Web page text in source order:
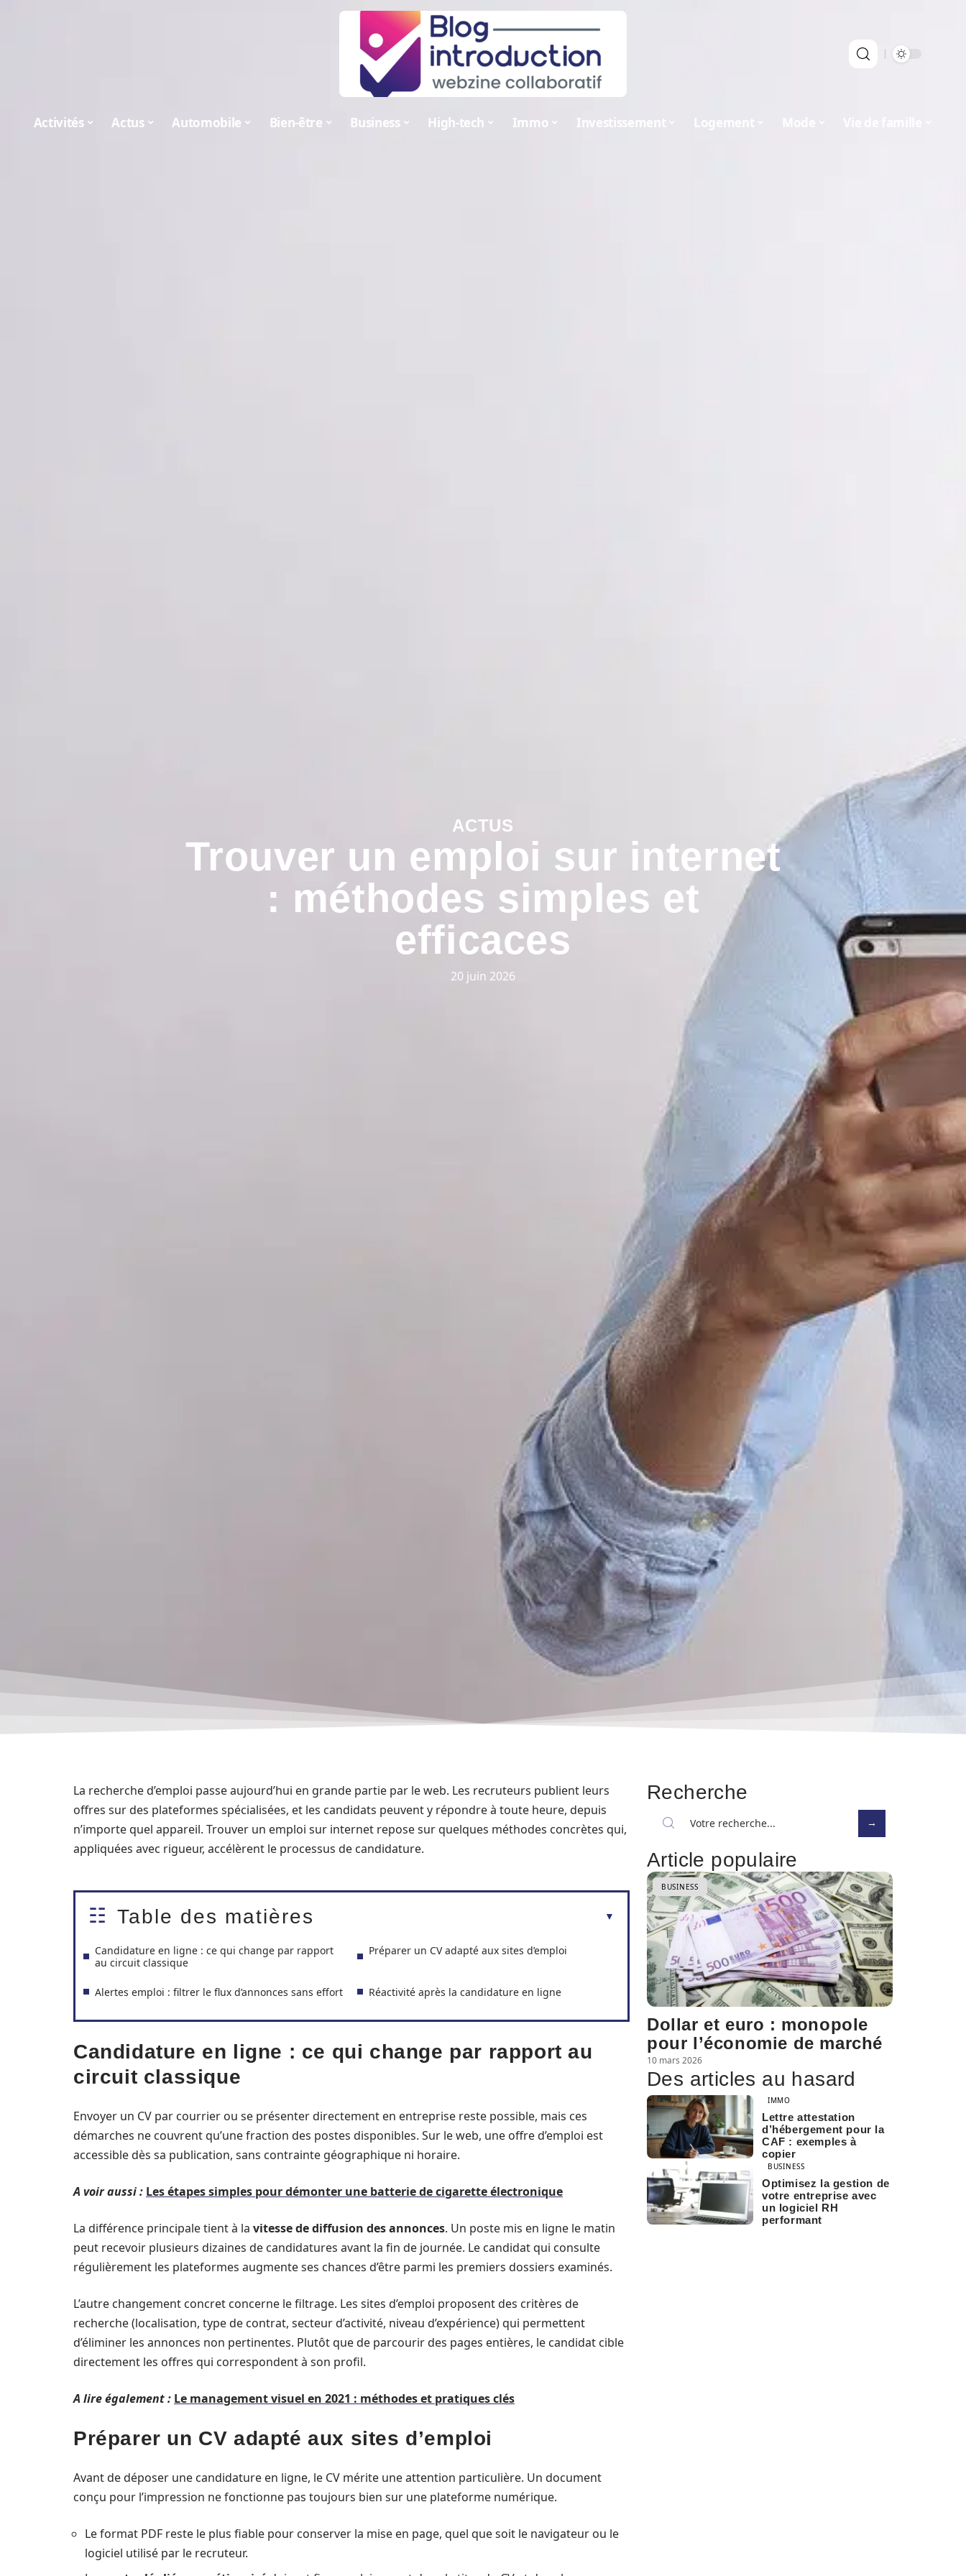
Activités Actus Automobile Bien-être Business High-tech Immo Investissement Logement
ACTUS
Trouver un emploi sur internet
: méthodes simples et
efficaces
20 juin 2026
La recherche d’emploi passe aujourd’hui en grande partie par le web. Les recruteurs publient leurs
offres sur des plateformes spécialisées, et les candidats peuvent y répondre à toute heure, depuis
n’importe quel appareil. Trouver un emploi sur internet repose sur quelques méthodes concrètes qui,
appliquées avec rigueur, accélèrent le processus de candidature.
Table des matières
Candidature en ligne : ce qui change par rapport
au circuit classique
Préparer un CV adapté aux sites d’emploi
Alertes emploi : filtrer le flux d’annonces sans effort Réactivité après la candidature en ligne
Candidature en ligne : ce qui change par rapport au
circuit classique
Envoyer un CV par courrier ou se présenter directement en entreprise reste possible, mais ces
démarches ne couvrent qu’une fraction des postes disponibles. Sur le web, une offre d’emploi est
accessible dès sa publication, sans contrainte géographique ni horaire.
A voir aussi : Les étapes simples pour démonter une batterie de cigarette électronique
La différence principale tient à la vitesse de diffusion des annonces. Un poste mis en ligne le matin
peut recevoir plusieurs dizaines de candidatures avant la fin de journée. Le candidat qui consulte
régulièrement les plateformes augmente ses chances d’être parmi les premiers dossiers examinés.
L’autre changement concret concerne le filtrage. Les sites d’emploi proposent des critères de
recherche (localisation, type de contrat, secteur d’activité, niveau d’expérience) qui permettent
d’éliminer les annonces non pertinentes. Plutôt que de parcourir des pages entières, le candidat cible
directement les offres qui correspondent à son profil.
A lire également : Le management visuel en 2021 : méthodes et pratiques clés
Préparer un CV adapté aux sites d’emploi
Avant de déposer une candidature en ligne, le CV mérite une attention particulière. Un document
conçu pour l’impression ne fonctionne pas toujours bien sur une plateforme numérique.
Le format PDF reste le plus fiable pour conserver la mise en page, quel que soit le navigateur ou le
logiciel utilisé par le recruteur.
Recherche
Article populaire
BUSINESS
Dollar et euro : monopole
pour l’économie de marché
10 mars 2026
Des articles au hasard
IMMO
Lettre attestation
d’hébergement pour la
CAF : exemples à
copier
BUSINESS
Optimisez la gestion de
votre entreprise avec
un logiciel RH
performant